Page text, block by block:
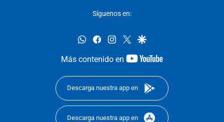
Síguenos en:
whatsappfacebookinstagram
twittergoogle
Más contenido en
youtube-
Descarga nuestra app en
Descarga nuestra app en